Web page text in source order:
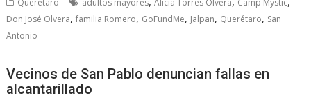
Querétaro adultos mayores Alicia Torres Olvera Camp Mystic
Don José Olvera,familia Romero, GoFundMe, Jalpan, Querétaro, San
Antonio
Vecinos de San Pablo denuncian fallas en
alcantarillado